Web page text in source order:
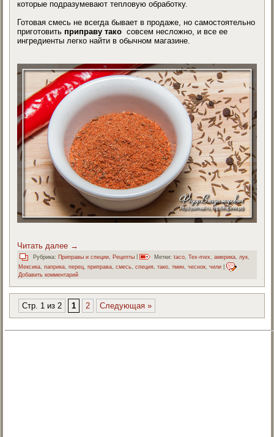
которые подразумевают тепловую обработку.
Готовая смесь не всегда бывает в продаже, но самостоятельно
приготовить приправу тако совсем несложно, и все ее
ингредиенты легко найти в обычном магазине.
Читать далее →
Рубрика: Приправы и специи Рецепты Метки: taco ,Tex-mex ,америка лук
Мексика,паприка,перец,приправа,смесь,специя,тако,тмин,чеснок,чили |
Добавить комментарий
Стр. 1 из 2 1 2 Следующая »